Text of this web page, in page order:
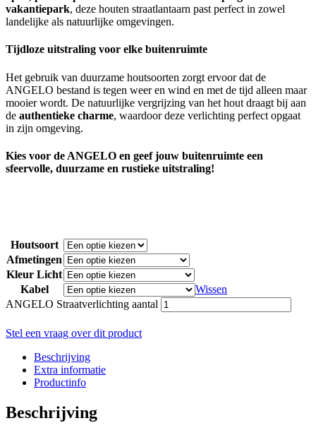
vakantiepark, deze houten straatlantaarn past perfect in zowel
landelijke als natuurlijke omgevingen.
Tijdloze uitstraling voor elke buitenruimte
Het gebruik van duurzame houtsoorten zorgt ervoor dat de
ANGELO bestand is tegen weer en wind en met de tijd alleen maar
mooier wordt. De natuurlijke vergrijzing van het hout draagt bij aan
de authentieke charme, waardoor deze verlichting perfect opgaat
in zijn omgeving.
Kies voor de ANGELO en geef jouw buitenruimte een
sfeervolle, duurzame en rustieke uitstraling!
Houtsoort
Afmetingen
Kleur Licht
Kabel
Wissen
ANGELO Straatverlichting aantal
Stel een vraag over dit product
Beschrijving
Extra informatie
Productinfo
Beschrijving